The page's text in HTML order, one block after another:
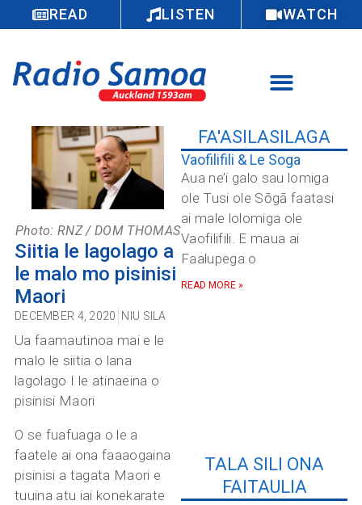
READ LISTEN WATCH
Photo: RNZ / DOM THOMAS
Siitia le lagolago a
le malo mo pisinisi
Maori
DECEMBER 4, 2020 NIU SILA
Ua faamautinoa mai e le
malo le siitia o lana
lagolago I le atinaeina o
pisinisi Maori
O se fuafuaga o le a
faatele ai ona faaaogaina
pisinisi a tagata Maori e
tuuina atu iai konekarate
FA'ASILASILAGA
Vaofilifili & Le Soga
Aua ne’i galo sau lomiga
ole Tusi ole Sōgā faatasi
ai male lolomiga ole
Vaofilifili. E maua ai
Faalupega o
READ MORE »
TALA SILI ONA
FAITAULIA